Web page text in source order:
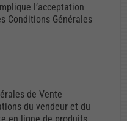
l’acceptation
Conditions Générales
de Vente
du vendeur et du